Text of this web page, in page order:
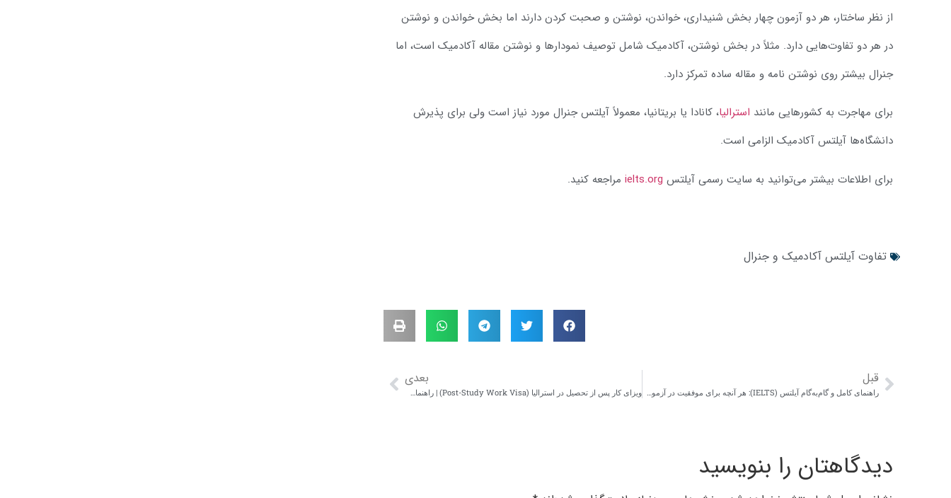
از نظر ساختار، هر دو آزمون چهار بخش شنیداری، خواندن، نوشتن و صحبت کردن دارند اما بخش خواندن و نوشتن
در هر دو تفاوت‌هایی دارد. مثلاً در بخش نوشتن، آکادمیک شامل توصیف نمودارها و نوشتن مقاله آکادمیک است، اما
جنرال بیشتر روی نوشتن نامه و مقاله ساده تمرکز دارد.
برای مهاجرت به کشورهایی مانند استرالیا، کانادا یا بریتانیا، معمولاً آیلتس جنرال مورد نیاز است ولی برای پذیرش
دانشگاه‌ها آیلتس آکادمیک الزامی است.
برای اطلاعات بیشتر می‌توانید به سایت رسمی آیلتس ielts.org مراجعه کنید.
تفاوت آیلتس آکادمیک و جنرال
قبل
راهنمای کامل و گام‌به‌گام آیلتس (IELTS): هر آنچه برای موفقیت در آزمون نیاز دارید
بعدی
ویزای کار پس از تحصیل در استرالیا (Post-Study Work Visa) | راهنمای ۲۰۲۵
دیدگاهتان را بنویسید